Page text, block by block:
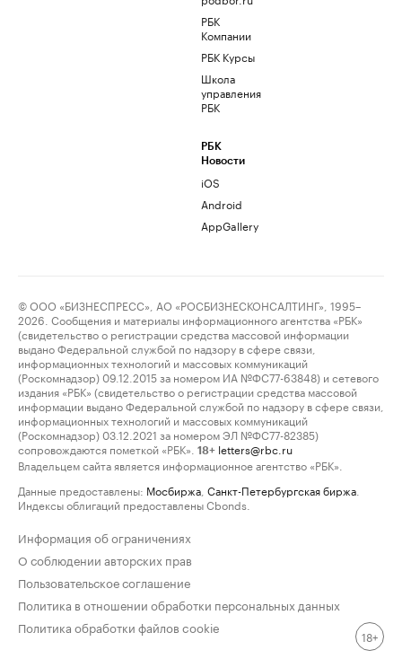
РБК
Компании
РБК Курсы
Школа
управления
РБК
РБК
Новости
iOS
Android
AppGallery
© ООО «БИЗНЕСПРЕСС», АО «РОСБИЗНЕСКОНСАЛТИНГ», 1995–
2026. Сообщения и материалы информационного агентства «РБК»
(свидетельство о регистрации средства массовой информации
выдано Федеральной службой по надзору в сфере связи,
информационных технологий и массовых коммуникаций
(Роскомнадзор) 09.12.2015 за номером ИА №ФС77-63848) и сетевого
издания «РБК» (свидетельство о регистрации средства массовой
информации выдано Федеральной службой по надзору в сфере связи,
информационных технологий и массовых коммуникаций
(Роскомнадзор) 03.12.2021 за номером ЭЛ №ФС77-82385)
сопровождаются пометкой «РБК».
18+ letters@rbc.ru
Владельцем сайта является информационное агентство «РБК».
Данные предоставлены: Мосбиржа Санкт-Петербургская биржа
Индексы облигаций предоставлены Cbonds.
Информация об ограничениях
О соблюдении авторских прав
Пользовательское соглашение
Политика в отношении обработки персональных данных
Политика обработки файлов cookie
18+